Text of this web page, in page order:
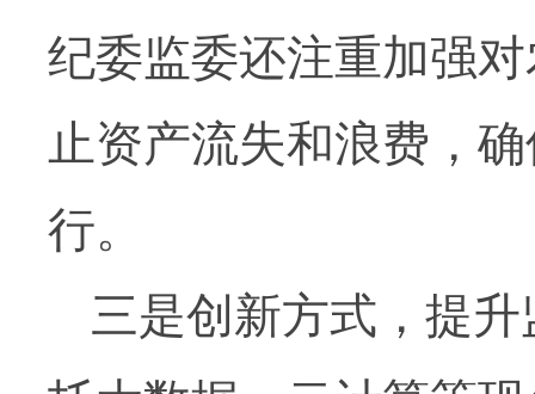
纪委监委还注重加强
止资产流失和浪费，
行。
三是创新方式，提